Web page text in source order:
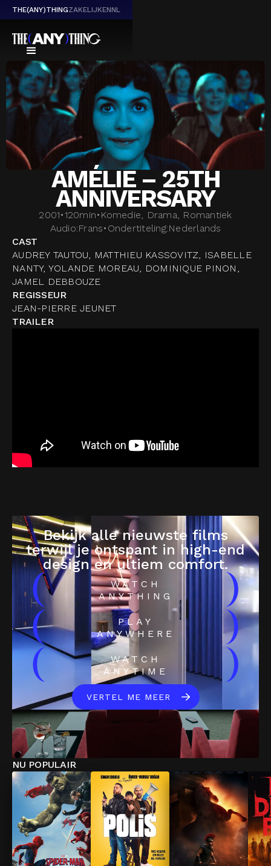
THE(ANY)THINGZAKELIJKENNL
AMÉLIE – 25TH
ANNIVERSARY
2001•120min• Komedie, Drama, Romantiek
Audio:Frans• Ondertiteling:Nederlands
CAST
AUDREY TAUTOU, MATTHIEU KASSOVITZ, ISABELLE
NANTY, YOLANDE MOREAU, DOMINIQUE PINON,
JAMEL DEBBOUZE
REGISSEUR
JEAN-PIERRE JEUNET
TRAILER
Bekijk alle nieuwste films
terwijl je ontspant in high-end
design en ultiem comfort.
(
WATCH
ANYTHING
)
(
PLAY
ANYWHERE
)
(
WATCH
ANYTIME
)
VERTEL ME MEER
NU POPULAIR